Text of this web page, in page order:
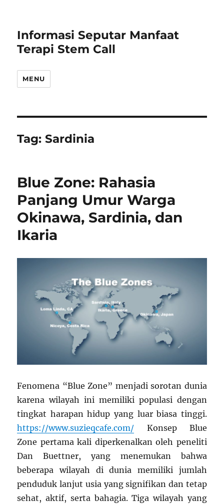
Informasi Seputar Manfaat
Terapi Stem Call
MENU
Tag:Sardinia
Blue Zone: Rahasia
Panjang Umur Warga
Okinawa, Sardinia, dan
Ikaria
Fenomena “Blue Zone” menjadi sorotan dunia
karena wilayah ini memiliki populasi dengan
tingkat harapan hidup yang luar biasa tinggi.
https://www.suzieqcafe.com/ Konsep Blue
Zone pertama kali diperkenalkan oleh peneliti
Dan Buettner, yang menemukan bahwa
beberapa wilayah di dunia memiliki jumlah
penduduk lanjut usia yang signifikan dan tetap
sehat, aktif, serta bahagia. Tiga wilayah yang